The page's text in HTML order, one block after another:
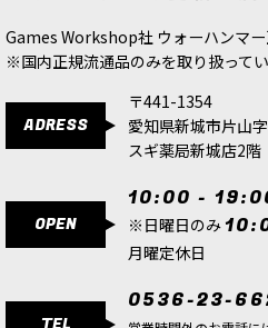
Games Workshop社 ウォーハンマ
※国内正規流通品のみを取り扱って
ADRESS
〒441-1354
愛知県新城市片山
スギ薬局新城店2階
OPEN
10:00 -
※日曜日のみ
月曜定休日
0536-23-